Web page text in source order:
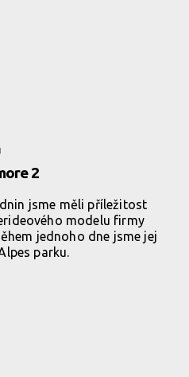
2
jsme měli příležitost
modelu firmy
jednoho dne jsme jej
parku.